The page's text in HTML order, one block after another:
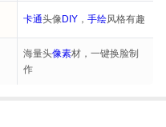
卡通头像DIY ， 手绘风格有趣
海量头像素材，一键换脸制
作